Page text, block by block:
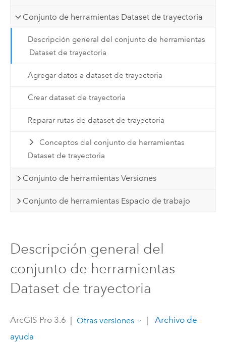
Conjunto de herramientas Dataset de trayectoria
Descripción general del conjunto de herramientas
Dataset de trayectoria
Agregar datos a dataset de trayectoria
Crear dataset de trayectoria
Reparar rutas de dataset de trayectoria
Conceptos del conjunto de herramientas
Dataset de trayectoria
Conjunto de herramientas Versiones
Conjunto de herramientas Espacio de trabajo
Descripción general del
conjunto de herramientas
Dataset de trayectoria
ArcGIS Pro 3.6 | Otras versiones |
Archivo de
ayuda